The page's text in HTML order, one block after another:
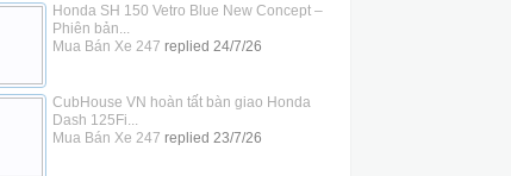
Honda SH 150 Vetro Blue New Concept –
Phiên bản...
Mua Bán Xe 247 replied 24/7/26
CubHouse VN hoàn tất bàn giao Honda
Dash 125Fi...
Mua Bán Xe 247 replied 23/7/26